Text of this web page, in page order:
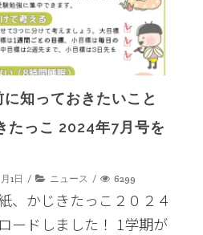
知っておきたいこと
たっこ 2024年7月号を
1日 ニュース 6299
、かじきたっこ２０２４
ードしました！ 1学期が